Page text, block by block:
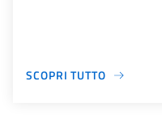
SCOPRI TUTTO